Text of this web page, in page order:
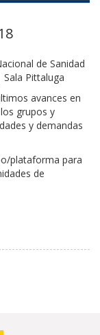
de Sanidad
Pittaluga
avances en
grupos y
y demandas
plataforma para
de